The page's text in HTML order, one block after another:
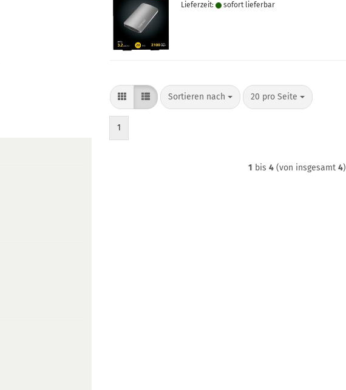
Lieferzeit: sofort lie­fer­bar
Sortieren nach
Sortieren nach 20 pro Seite
pro Seite
1
1 bis4 (von insgesamt4)